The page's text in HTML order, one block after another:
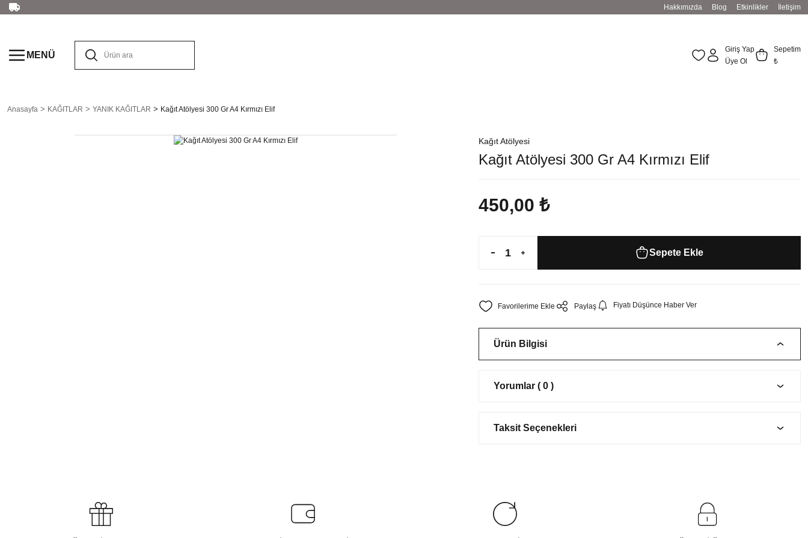
Hakkımızda Blog Etkinlikler İletişim
MENÜ
Giriş Yap
Üye Ol
Sepetim
₺
Anasayfa KAĞITLAR YANIK KAĞITLAR Kağıt Atölyesi 300 Gr A4 Kırmızı Elif
Kağıt Atölyesi
Kağıt Atölyesi 300 Gr A4 Kırmızı Elif
450,00 ₺
Sepete Ekle
Paylaş Fiyatı Düşünce Haber Ver
Ürün Bilgisi
Yorumlar ( 0 )
Taksit Seçenekleri